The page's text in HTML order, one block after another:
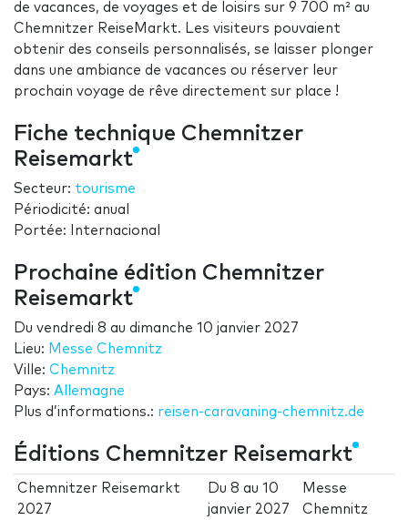
de vacances, de voyages et de loisirs sur 9 700 m² au
Chemnitzer ReiseMarkt. Les visiteurs pouvaient
obtenir des conseils personnalisés, se laisser plonger
dans une ambiance de vacances ou réserver leur
prochain voyage de rêve directement sur place !
Fiche technique Chemnitzer
Reisemarkt
Secteur: tourisme
Périodicité: anual
Portée: Internacional
Prochaine édition Chemnitzer
Reisemarkt
Du vendredi 8 au dimanche 10 janvier 2027
Lieu: Messe Chemnitz
Ville: Chemnitz
Pays: Allemagne
Plus d’informations.: reisen-caravaning-chemnitz.de
Éditions Chemnitzer Reisemarkt
Chemnitzer Reisemarkt
2027
Du8 au10
janvier 2027
Messe
Chemnitz